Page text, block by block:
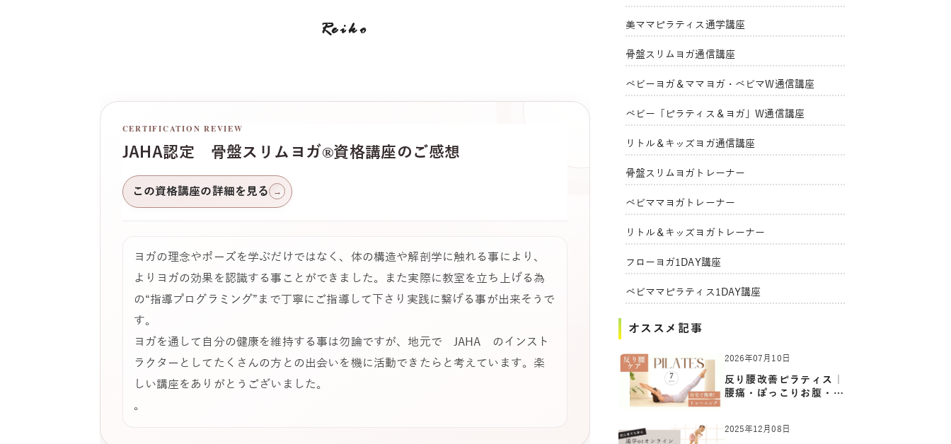
Reiko
CERTIFICATION REVIEW
JAHA認定 骨盤スリムヨガ®資格講座のご感想
この資格講座の詳細を見る →
ヨガの理念やポーズを学ぶだけではなく、体の構造や解剖学に触れる事により、
よりヨガの効果を認識する事ことができました。また実際に教室を立ち上げる為
の“指導プログラミング”まで丁寧にご指導して下さり実践に繋げる事が出来そうで
す。
ヨガを通して自分の健康を維持する事は勿論ですが、地元で JAHA のインスト
ラクターとしてたくさんの方との出会いを機に活動できたらと考えています。楽
しい講座をありがとうございました。
。
美ママピラティス通学講座
骨盤スリムヨガ通信講座
ベビーヨガ＆ママヨガ・ベビマW通信講座
ベビー「ピラティス＆ヨガ」W通信講座
リトル＆キッズヨガ通信講座
骨盤スリムヨガトレーナー
ベビママヨガトレーナー
リトル＆キッズヨガトレーナー
フローヨガ1DAY講座
ベビママピラティス1DAY講座
オススメ記事
2026年07月10日
反り腰改善ピラティス｜
腰痛・ぽっこりお腹・姿
2025年12月08日